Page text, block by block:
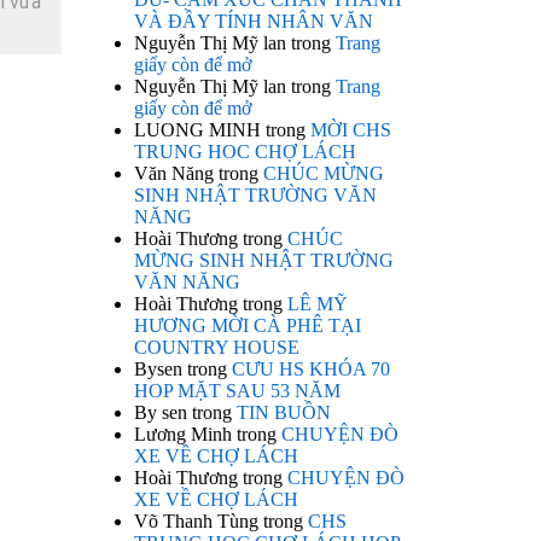
VÀ ĐẦY TÍNH NHÂN VĂN
Nguyễn Thị Mỹ lan trong Trang
giấy còn để mở
Nguyễn Thị Mỹ lan trong Trang
giấy còn để mở
LUONG MINH trong MỜI CHS
TRUNG HOC CHỢ LÁCH
Văn Năng trong CHÚC MỪNG
SINH NHẬT TRƯỜNG VĂN
NĂNG
Hoài Thương trong CHÚC
MỪNG SINH NHẬT TRƯỜNG
VĂN NĂNG
Hoài Thương trong LÊ MỸ
HƯƠNG MỜI CÀ PHÊ TẠI
COUNTRY HOUSE
Bysen trong CƯU HS KHÓA 70
HOP MẶT SAU 53 NĂM
By sen trong TIN BUỒN
Lương Minh trong CHUYỆN ĐÒ
XE VỀ CHỢ LÁCH
Hoài Thương trong CHUYỆN ĐÒ
XE VỀ CHỢ LÁCH
Võ Thanh Tùng trong CHS